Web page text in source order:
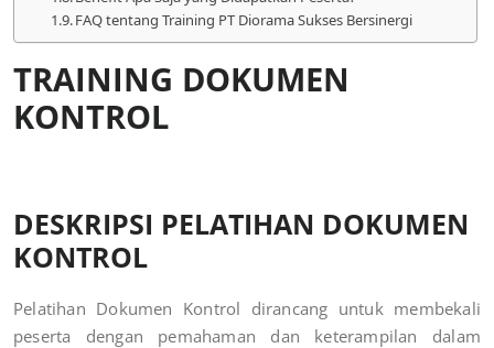
FAQ tentang Training PT Diorama Sukses Bersinergi
TRAINING DOKUMEN
KONTROL
DESKRIPSI PELATIHAN DOKUMEN
KONTROL
Pelatihan Dokumen Kontrol dirancang untuk membekali
peserta dengan pemahaman dan keterampilan dalam